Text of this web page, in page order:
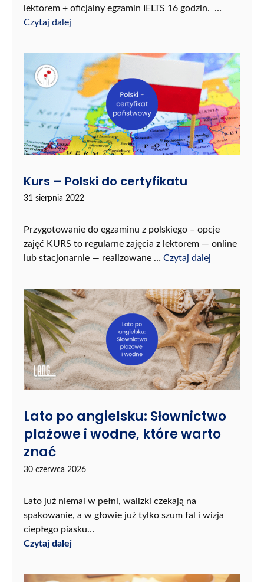
lektorem + oficjalny egzamin IELTS 16 godzin. …
Czytaj dalej
Kurs – Polski do certyfikatu
31 sierpnia 2022
Przygotowanie do egzaminu z polskiego – opcje
zajęć KURS to regularne zajęcia z lektorem — online
lub stacjonarnie — realizowane … Czytaj dalej
Lato po angielsku: Słownictwo
plażowe i wodne, które warto
znać
30 czerwca 2026
Lato już niemal w pełni, walizki czekają na
spakowanie, a w głowie już tylko szum fal i wizja
ciepłego piasku…
Czytaj dalej